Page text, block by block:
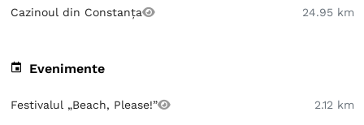
Cazinoul din Constanța
24.95 km
Evenimente
Festivalul „Beach, Please!” 2.12 km